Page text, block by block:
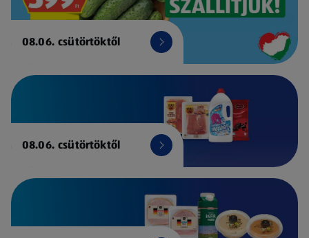
08.06. csütörtöktől
08.06. csütörtöktől